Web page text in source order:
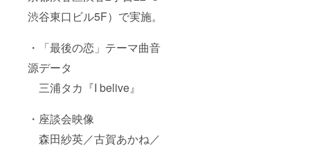
渋谷東口ビル5F）で実施。
・「最後の恋」テーマ曲音
源データ
三浦タカ『I belive』
・座談会映像
森田紗英／古賀あかね／